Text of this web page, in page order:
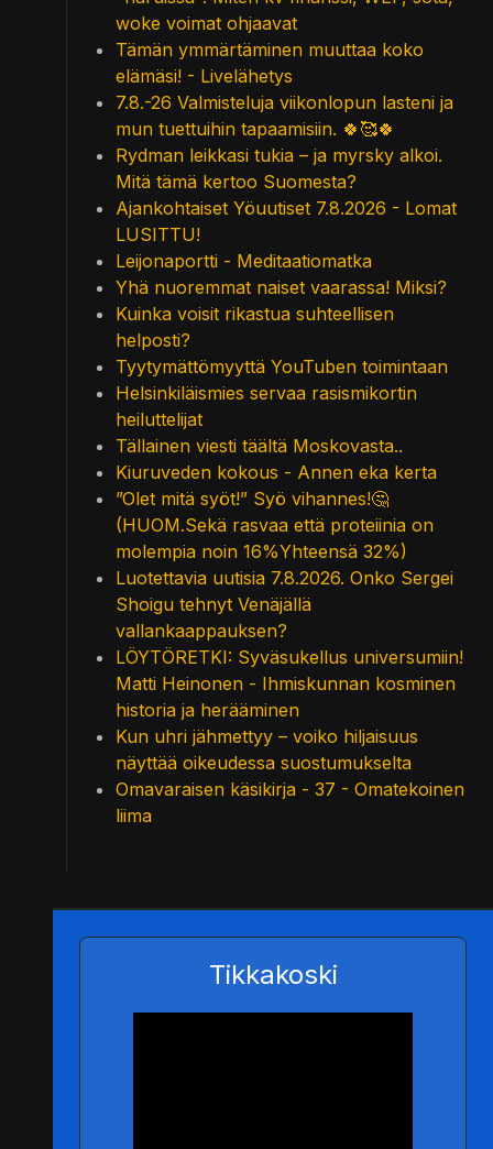
woke voimat ohjaavat
Tämän ymmärtäminen muuttaa koko
elämäsi! - Livelähetys
7.8.-26 Valmisteluja viikonlopun lasteni ja
mun tuettuihin tapaamisiin. 🍀🥰🍀
Rydman leikkasi tukia – ja myrsky alkoi.
Mitä tämä kertoo Suomesta?
Ajankohtaiset Yöuutiset 7.8.2026 - Lomat
LUSITTU!
Leijonaportti - Meditaatiomatka
Yhä nuoremmat naiset vaarassa! Miksi?
Kuinka voisit rikastua suhteellisen
helposti?
Tyytymättömyyttä YouTuben toimintaan
Helsinkiläismies servaa rasismikortin
heiluttelijat
Tällainen viesti täältä Moskovasta..
Kiuruveden kokous - Annen eka kerta
”Olet mitä syöt!” Syö vihannes!🤔
(HUOM.Sekä rasvaa että proteiinia on
molempia noin 16%Yhteensä 32%)
Luotettavia uutisia 7.8.2026. Onko Sergei
Shoigu tehnyt Venäjällä
vallankaappauksen?
LÖYTÖRETKI: Syväsukellus universumiin!
Matti Heinonen - Ihmiskunnan kosminen
historia ja herääminen
Kun uhri jähmettyy – voiko hiljaisuus
näyttää oikeudessa suostumukselta
Omavaraisen käsikirja - 37 - Omatekoinen
liima
Tikkakoski